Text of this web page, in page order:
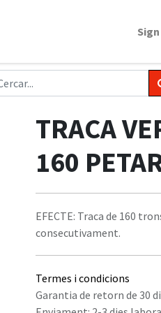
TRACA
160
EFECTE: Traca de 160
consecutivament.
Termes i condicions
Garantia de retorn de 30